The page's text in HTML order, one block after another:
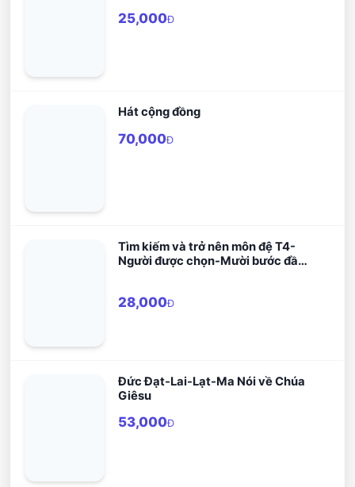
25,000Đ
Hát cộng đồng
70,000Đ
Tìm kiếm và trở nên môn đệ T4-
Người được chọn-Mười bước đầu
28,000Đ
Đức Đạt-Lai-Lạt-Ma Nói về Chúa
Giêsu
53,000Đ